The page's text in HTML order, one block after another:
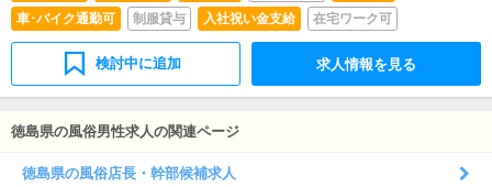
車･バイク通勤可
制服貸与 入社祝い金支給 在宅ワーク可
検討中に追加 求人情報を見る
徳島県の風俗男性求人の関連ページ
徳島県の風俗店長・幹部候補求人